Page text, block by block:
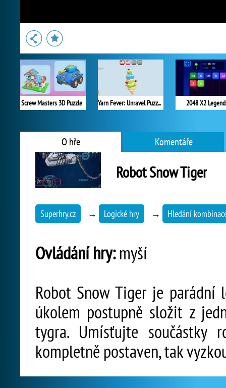
Screw Masters 3D Puzzle Yarn Fever: Unravel Puzzle 2048 X2
O hře Komentáře
Robot Snow Tiger
Superhry.cz → Logické hry → Hledání
Ovládání hry:myší
Robot Snow Tiger je parádní
úkolem postupně složit z
tygra. Umísťujte
kompletně postaven, tak